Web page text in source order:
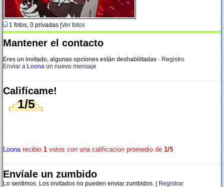
1 fotos, 0 privadas | Ver fotos
Mantener el contacto
Eres un invitado, algunas opciones están deshabilitadas · Registro
Enviar a Loona un nuevo mensaje
Califícame!
1/5
Loonarecibio 1 votos con una calificacion promedio de 1/5
Envíale un zumbido
Lo sentimos. Los invitados no pueden enviar zumbidos. | Registrar